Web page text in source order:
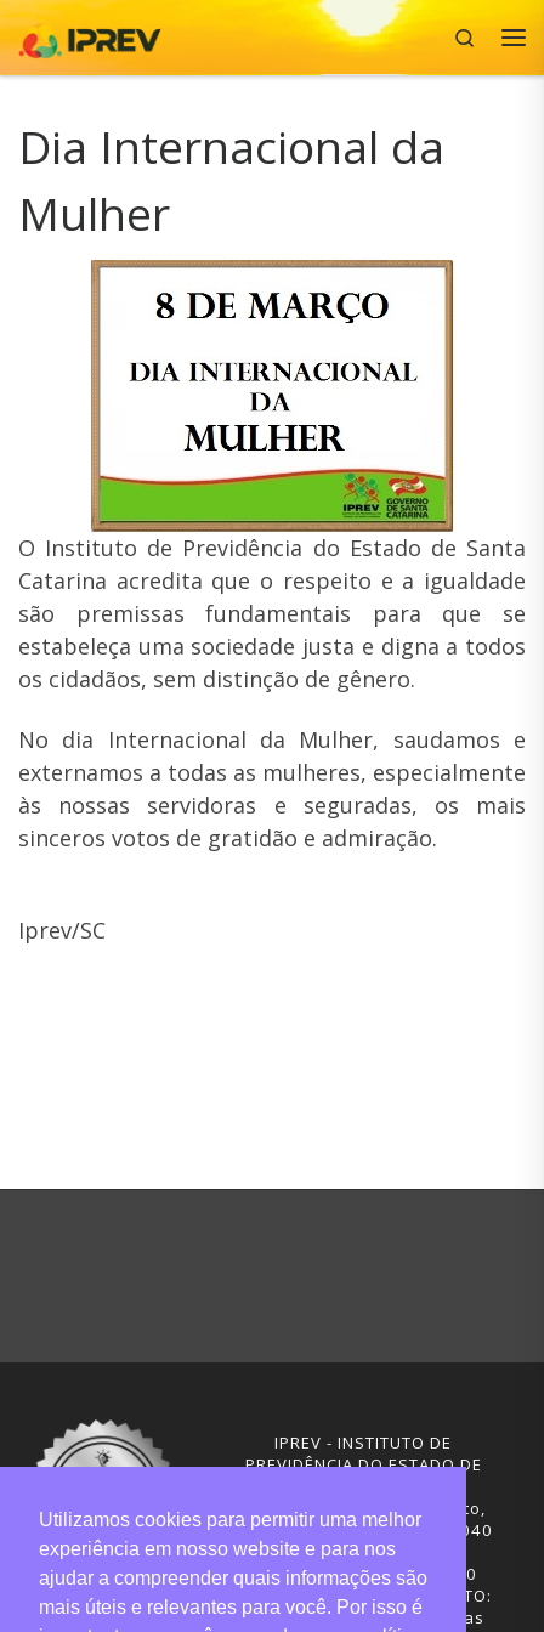
Skip to content
Search
Dia Internacional da
Mulher
O Instituto de Previdência do Estado de Santa
Catarina acredita que o respeito e a igualdade
são premissas fundamentais para que se
estabeleça uma sociedade justa e digna a todos
os cidadãos, sem distinção de gênero.
No dia Internacional da Mulher, saudamos e
externamos a todas as mulheres, especialmente
às nossas servidoras e seguradas, os mais
sinceros votos de gratidão e admiração.
Iprev/SC
IPREV - INSTITUTO DE
PREVIDÊNCIA DO ESTADO DE
Rua Visconde de Ouro Preto,
291 – Centro - CEP: 88020-040
Florianópolis - SC
Telefones: (48) 3665-4600
HORÁRIO DE FUNCIONAMENTO:
Central de Atendimento: das
Utilizamos cookies para permitir uma melhor
experiência em nosso website e para nos
ajudar a compreender quais informações são
mais úteis e relevantes para você. Por isso é